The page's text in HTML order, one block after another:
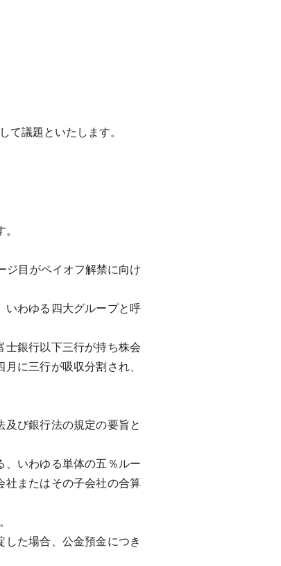
て議題といたします。
ジ目がペイオフ解禁に向け
わゆる四大グループと呼
銀行以下三行が持ち株会
に三行が吸収分割され、
び銀行法の規定の要旨と
いわゆる単体の五％ルー
社またはその子会社の合算
た場合、公金預金につき